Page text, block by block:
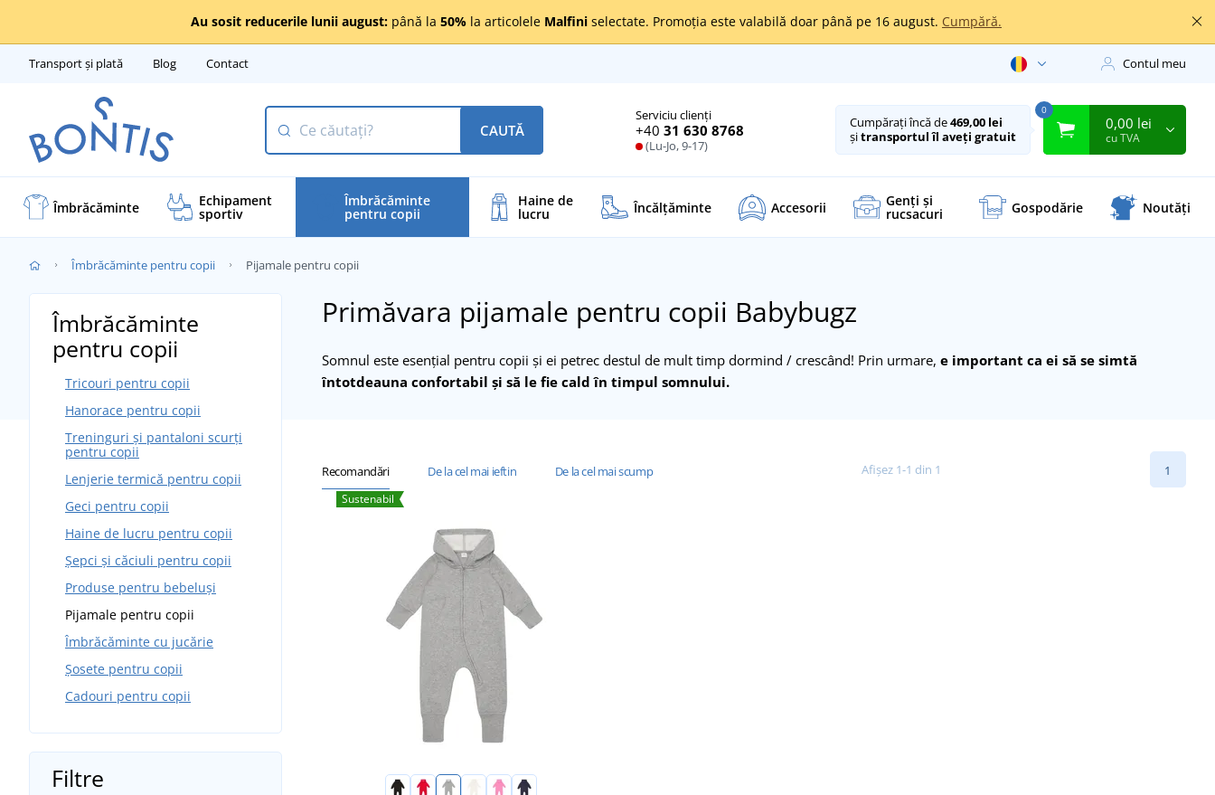
Au sosit reducerile lunii august: până la 50% la articolele Malfini selectate. Promoția este valabilă doar până pe 16 august. Cumpără.
Transport și plată Blog Contact Contul meu
Serviciu clienți
+40 31 630 8768
(Lu-Jo, 9-17)
CAUTĂ Cumpărați încă de469,00 lei
șitransportul îl aveți gratuit
0
0,00 lei
cu TVA
Îmbrăcăminte Echipament
sportiv
Îmbrăcăminte
pentru copii
Haine de
lucru Încălţăminte Accesorii Genți și
rucsacuri Gospodărie Noutăți
Îmbrăcăminte pentru copii Pijamale pentru copii
Primăvara pijamale pentru copii Babybugz
Somnul este esențial pentru copii și ei petrec destul de mult timp dormind / crescând! Prin urmare, e important ca ei să se simtă
întotdeauna confortabil și să le fie cald în timpul somnului.
Îmbrăcăminte
pentru copii
Tricouri pentru copii
Hanorace pentru copii
Treninguri și pantaloni scurți
pentru copii
Lenjerie termică pentru copii
Geci pentru copii
Haine de lucru pentru copii
Șepci și căciuli pentru copii
Produse pentru bebeluși
Pijamale pentru copii
Îmbrăcăminte cu jucărie
Șosete pentru copii
Cadouri pentru copii
Filtre
Recomandări De la cel mai ieftin De la cel mai scump Afișez 1-1 din 1 1
Sustenabil